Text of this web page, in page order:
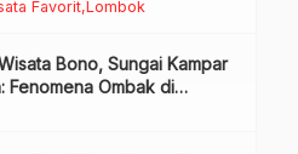
Favorit Lombok
Bono, Sungai Kampar
Fenomena Ombak di
yang Mendunia, Review